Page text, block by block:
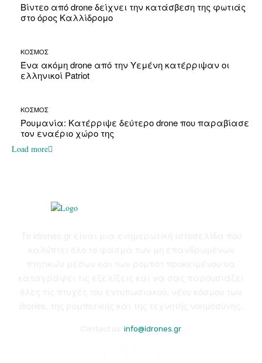
Βίντεο από drone δείχνει την κατάσβεση της φωτιάς
στο όρος Καλλίδρομο
ΚΟΣΜΟΣ
Ένα ακόμη drone από την Υεμένη κατέρριψαν οι
ελληνικοί Patriot
ΚΟΣΜΟΣ
Ρουμανία: Κατέρριψε δεύτερο drone που παραβίασε
τον εναέριο χώρο της
Load more
info@idrones.gr